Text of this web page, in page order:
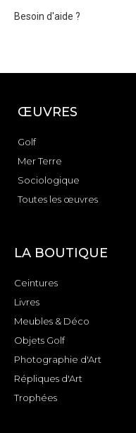
Besoin d'aide ?
ŒUVRES
Golf
Mer Terre
Sociologique
Toutes les œuvres
LA BOUTIQUE
Ceintures
Livres
Meubles & Déco
Objets Golf
Photographie d'Art
Répliques d'Art
Trophées